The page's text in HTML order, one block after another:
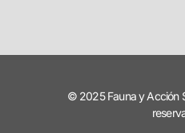
© 2025 Fauna y Acción